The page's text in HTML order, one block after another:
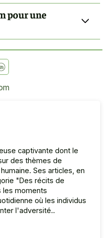
pour une
captivante dont le
des thèmes de
Ses articles, en
"Des récits de
les moments
où les individus
l'adversité..